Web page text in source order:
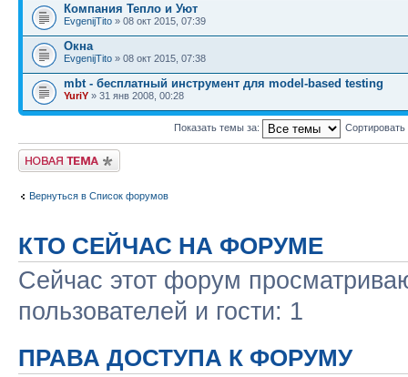
Компания Тепло и Уют
EvgenijTito » 08 окт 2015, 07:39
Окна
EvgenijTito » 08 окт 2015, 07:38
mbt - бесплатный инструмент для model-based testing
YuriY » 31 янв 2008, 00:28
Показать темы за:
Начать новую тему
Вернуться в Список форумов
КТО СЕЙЧАС НА ФОРУМЕ
Сейчас этот форум
пользователей и гости: 1
ПРАВА ДОСТУПА К ФОРУМУ